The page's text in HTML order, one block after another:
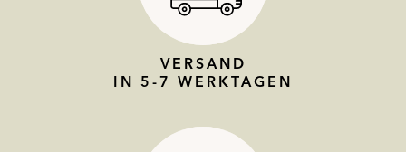
VERSAND
IN 5-7 WERKTAGEN